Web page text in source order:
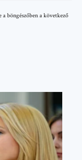
böngészőben a következő